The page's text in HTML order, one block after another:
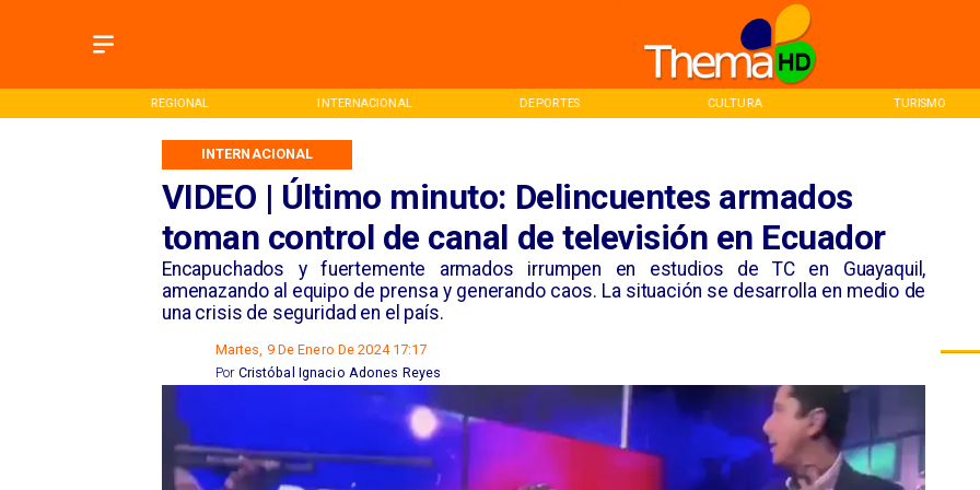
INTERNACIONAL DEPORTES CULTURA TURISMO INICIO
VIDEO | Último minuto: Delincuentes armados
toman control de canal de televisión en Ecuador
Encapuchados y fuertemente armados irrumpen en estudios de TC en Guayaquil,
amenazando al equipo de prensa y generando caos. La situación se desarrolla en medio de
una crisis de seguridad en el país.
INTERNACIONAL
Martes, 9 De Enero De 2024 17:17
Cristóbal Ignacio Adones Reyes
Por